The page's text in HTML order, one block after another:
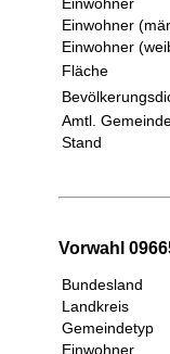
Einwohner
Einwohner
Einwohner
Fläche
Amtl.
Stand
Vorwahl
Bundesland
Landkreis
Gemeindetyp
Einwohner